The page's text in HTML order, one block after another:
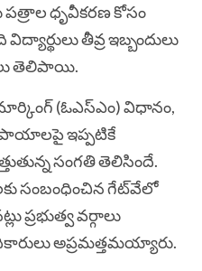
ధృవీకరణ కోసం
తీవ్ర ఇబ్బందులు
తెలిపాయి.
మార్కింగ్ (ఓఎస్ఎం) విధానం,
ఇప్పటికే
సంగతి తెలిసిందే.
సంబంధించిన గేట్‌వేలో
ప్రభుత్వ వర్గాలు
అప్రమత్తమయ్యారు.